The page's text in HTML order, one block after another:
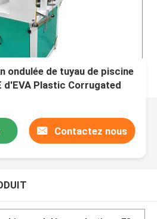
ondulée de tuyau de piscine
d'EVA Plastic Corrugated
Contactez nous